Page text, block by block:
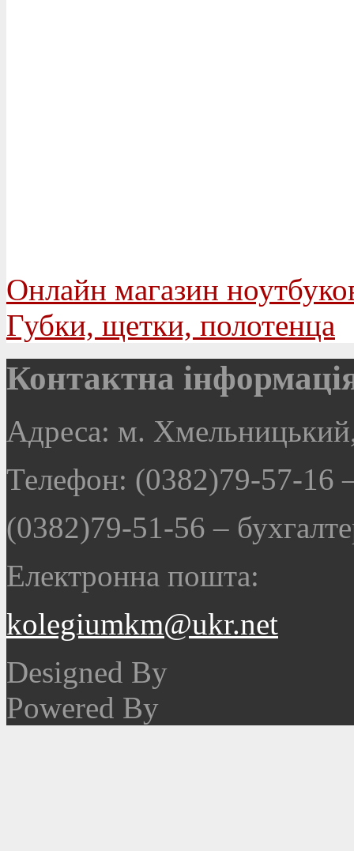
Онлайн магазин
Губки, щетки, полотенца
Контактна
Адреса: м.
Телефон: (0382)79-57-16
(0382)79-51-56–
Електронна пошта:
kolegiumkm@ukr.net
Designed By
Powered By